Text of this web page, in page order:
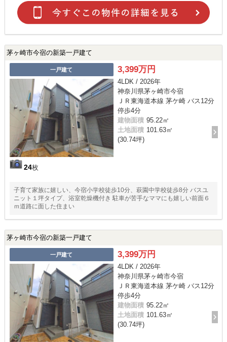
茅ヶ崎市今宿の新築一戸建て
一戸建て
24枚
3,399万円
4LDK / 2026年
神奈川県茅ヶ崎市今宿
ＪＲ東海道本線 茅ケ崎 バス12分
停歩4分
建物面積 95.22㎡
土地面積 101.63㎡
(30.74坪)
子育て家族に嬉しい、今宿小学校徒歩10分、萩園中学校徒歩8分 バスユ
ニット１坪タイプ、浴室乾燥機付き 駐車が苦手なママにも嬉しい前面６
ｍ道路に面した住まい
茅ヶ崎市今宿の新築一戸建て
一戸建て 3,399万円
4LDK / 2026年
神奈川県茅ヶ崎市今宿
ＪＲ東海道本線 茅ケ崎 バス12分
停歩4分
建物面積 95.22㎡
土地面積 101.63㎡
(30.74坪)